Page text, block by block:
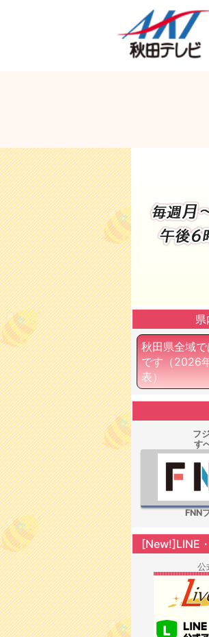
県
秋田県全域
です （2026
表）
フ
す
FNN
[New!]LINE
公